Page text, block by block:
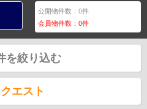
公開物件数：0件
会員物件数：0件
を絞り込む
エスト